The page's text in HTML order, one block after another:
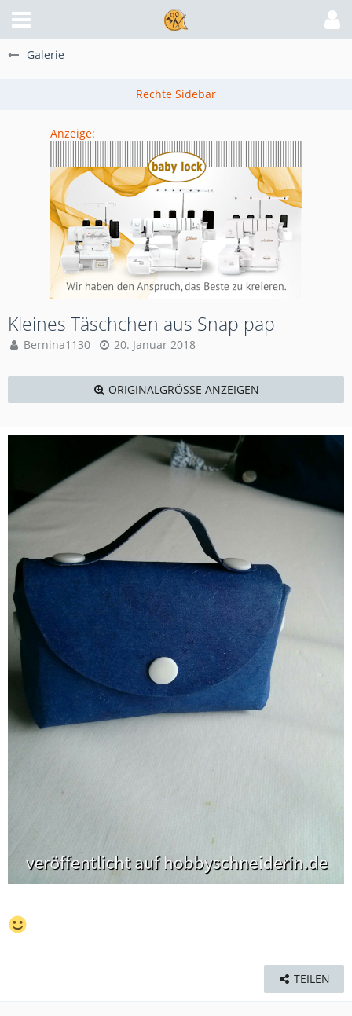
Galerie
Anzeige:
Kleines Täschchen aus Snap pap
Bernina1130 20. Januar 2018
ORIGINALGRÖSSE ANZEIGEN
TEILEN